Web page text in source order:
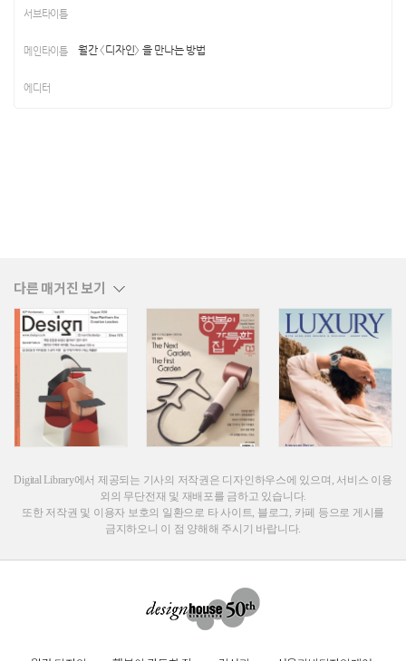
월간 〈디자인〉 을 만나는 방법
다른 매거진 보기
Digital Library에서 제공되는 기사의 저작권은 디자인하우스에 있으며, 서비스 이용
외의 무단전재 및 재배포를 금하고 있습니다.
또한 저작권 및 이용자 보호의 일환으로 타 사이트, 블로그, 카페 등으로 게시를
금지하오니 이 점 양해해 주시기 바랍니다.